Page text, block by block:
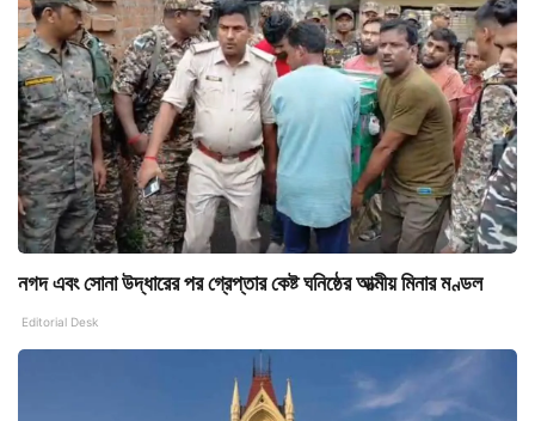
নগদ এবং সোনা উদ্ধারের পর গ্রেপ্তার কেষ্ট ঘনিষ্ঠের আত্মীয় মিনার মণ্ডল
Editorial Desk